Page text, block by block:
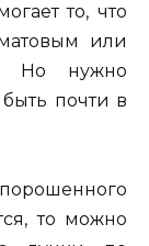
то, что
или
Но нужно
почти в
то можно